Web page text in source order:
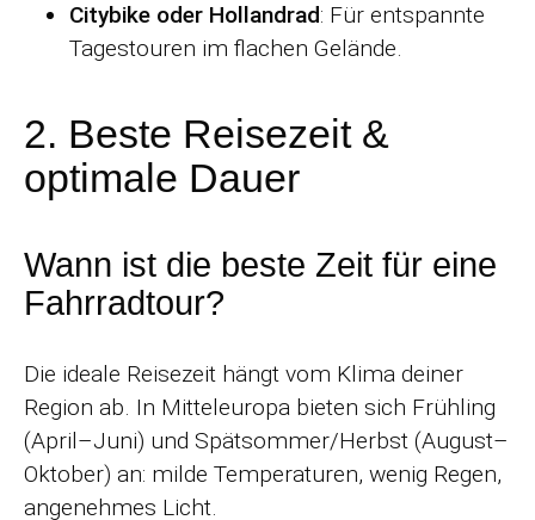
Citybike oder Hollandrad: Für entspannte
Tagestouren im flachen Gelände.
2. Beste Reisezeit &
optimale Dauer
Wann ist die beste Zeit für eine
Fahrradtour?
Die ideale Reisezeit hängt vom Klima deiner
Region ab. In Mitteleuropa bieten sich Frühling
(April–Juni) und Spätsommer/Herbst (August–
Oktober) an: milde Temperaturen, wenig Regen,
angenehmes Licht.